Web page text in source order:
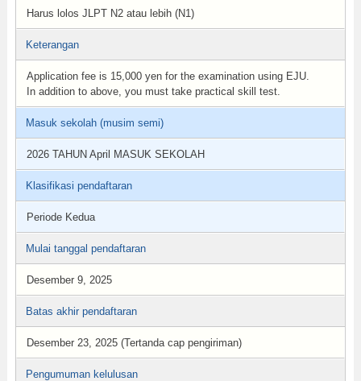
Harus lolos JLPT N2 atau lebih (N1)
Keterangan
Application fee is 15,000 yen for the examination using EJU.
In addition to above, you must take practical skill test.
Masuk sekolah (musim semi)
2026 TAHUN April MASUK SEKOLAH
Klasifikasi pendaftaran
Periode Kedua
Mulai tanggal pendaftaran
Desember 9, 2025
Batas akhir pendaftaran
Desember 23, 2025 (Tertanda cap pengiriman)
Pengumuman kelulusan